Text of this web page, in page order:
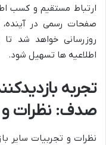
ارتباط مستقیم و کسب
صفحات رسمی در
روزرسانی خواهد شد تا
اطلاعیه ها تسهیل شود.
تجربه
صدف: نظرات و
نظرات و تجربیات سایر